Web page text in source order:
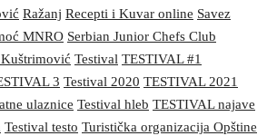
Ražanj Recepti i Kuvar online Savez
MNRO Serbian Junior Chefs Club
Testival TESTIVAL #1
3 Testival 2020 TESTIVAL 2021
ulaznice Testival hleb TESTIVAL najave
Testival testo Turistička organizacija Opštine